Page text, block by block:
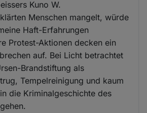
Kuno W.
Menschen mangelt, würde
Haft-Erfahrungen
Protest-Aktionen decken ein
auf. Bei Licht betrachtet
Brandstiftung als
Tempelreinigung und kaum
die Kriminalgeschichte des